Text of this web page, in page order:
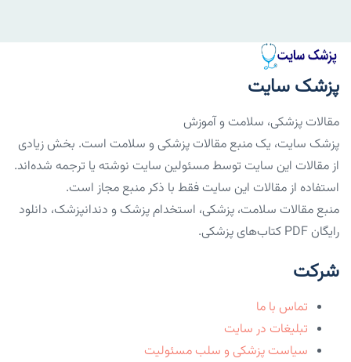
پزشک سایت
مقالات پزشکی، سلامت و آموزش
پزشک سایت، یک منبع مقالات پزشکی و سلامت است. بخش زیادی
از مقالات این سایت توسط مسئولین سایت نوشته یا ترجمه شده‌اند.
استفاده از مقالات این سایت فقط با ذکر منبع مجاز است.
منبع مقالات سلامت، پزشکی، استخدام پزشک و دندانپزشک، دانلود
رایگان PDF کتاب‌های پزشکی.
شرکت
تماس با ما
تبلیغات در سایت
سیاست پزشکی و سلب مسئولیت